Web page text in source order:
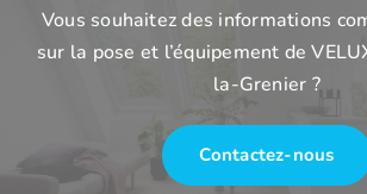
Vous souhaitez des informations
sur la pose et l’équipement de
la-Grenier ?
Contactez-nous